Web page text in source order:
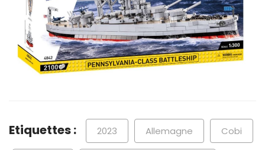
Etiquettes : 2023 Allemagne Cobi